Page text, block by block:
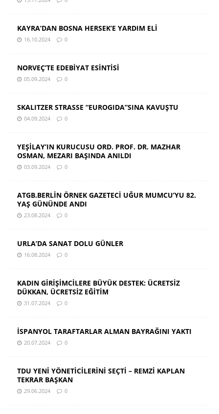
KAYRA’DAN BOSNA HERSEK’E YARDIM ELİ
16.10.2024 0
NORVEÇ’TE EDEBİYAT ESİNTİSİ
05.09.2024 0
SKALITZER STRASSE “EUROGIDA”SINA KAVUŞTU
04.09.2024 0
YEŞİLAY’IN KURUCUSU ORD. PROF. DR. MAZHAR
OSMAN, MEZARI BAŞINDA ANILDI
03.09.2024 0
ATGB.BERLİN ÖRNEK GAZETECİ UĞUR MUMCU’YU 82.
YAŞ GÜNÜNDE ANDI
23.08.2024 0
URLA’DA SANAT DOLU GÜNLER
16.08.2024 0
KADIN GİRİŞİMCİLERE BÜYÜK DESTEK: ÜCRETSİZ
DÜKKAN, ÜCRETSİZ EĞİTİM
31.07.2024 0
İSPANYOL TARAFTARLAR ALMAN BAYRAĞINI YAKTI
20.07.2024 0
TDU YENİ YÖNETİCİLERİNİ SEÇTİ – REMZİ KAPLAN
TEKRAR BAŞKAN
29.06.2024 0